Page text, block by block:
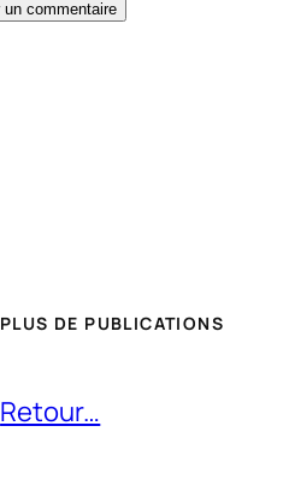
PLUS DE PUBLICATIONS
Retour…